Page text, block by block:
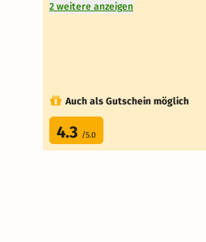
2 weitere anzeigen
Auch als Gutschein möglich
4.3 /5.0